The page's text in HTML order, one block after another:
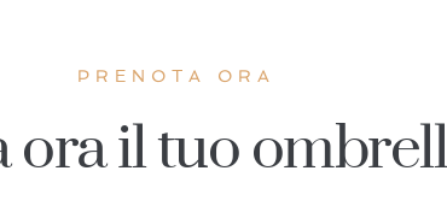
PRENOTA ORA
ora il tuo